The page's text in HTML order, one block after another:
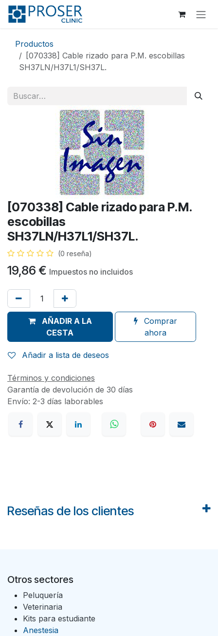
Ir al contenido
Productos
[070338] Cable rizado para P.M. escobillas
SH37LN/H37L1/SH37L.
[070338] Cable rizado para P.M.
escobillas
SH37LN/H37L1/SH37L.
(0 reseña)
19,86 € Impuestos no incluidos
AÑADIR A LA
CESTA
Comprar
ahora
Añadir a lista de deseos
Términos y condiciones
Garantía de devolución de 30 días
Envío: 2-3 días laborables
Reseñas de los clientes
Otros sectores
Peluquería
Veterinaria
Kits para estudiante
Anestesia